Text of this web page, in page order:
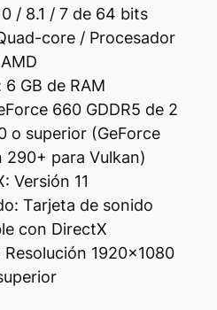
/ 8.1 / 7 de 64 bits
core / Procesador
AMD
6 GB de RAM
660 GDDR5 de 2
o superior (GeForce
290+ para Vulkan)
Versión 11
Tarjeta de sonido
con DirectX
1920×1080